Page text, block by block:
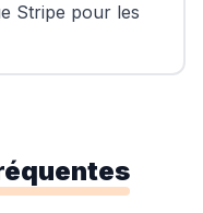
Stripe pour les